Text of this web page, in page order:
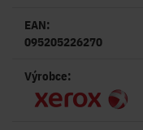
EAN:
095205226270
Výrobce: